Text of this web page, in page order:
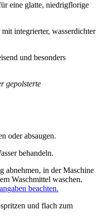
eine glatte, niedrigflorige
integrierter, wasserdichter
und besonders
gepolsterte
oder absaugen.
behandeln.
abnehmen, in der Maschine
Waschmittel waschen.
beachten.
und flach zum